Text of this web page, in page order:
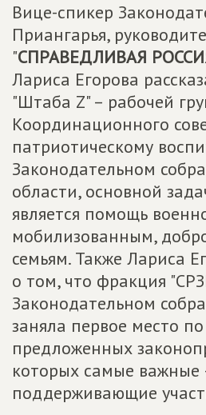
Вице-спикер
Приангарья,
"СПРАВЕДЛИВАЯ
Лариса Егорова
"Штаба Z" – рабочей
Координационного
патриотическому
Законодательном
области, основной
является помощь
мобилизованным,
семьям. Также Лариса
о том, что фракция
Законодательном
заняла первое место
предложенных
которых самые
поддерживающие